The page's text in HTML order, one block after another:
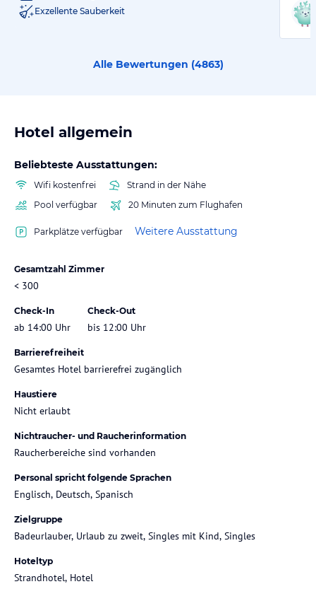
Exzellente Sauberkeit
Alle Bewertungen (4863)
Hotel allgemein
Beliebteste Ausstattungen:
Wifi kostenfrei
Strand in der Nähe
Pool verfügbar
20 Minuten zum Flughafen
Parkplätze verfügbar Weitere Ausstattung
Gesamtzahl Zimmer
< 300
Check-In
ab 14:00 Uhr
Check-Out
bis 12:00 Uhr
Barrierefreiheit
Gesamtes Hotel barrierefrei zugänglich
Haustiere
Nicht erlaubt
Nichtraucher- und Raucherinformation
Raucherbereiche sind vorhanden
Personal spricht folgende Sprachen
Englisch, Deutsch, Spanisch
Zielgruppe
Badeurlauber, Urlaub zu zweit, Singles mit Kind, Singles
Hoteltyp
Strandhotel, Hotel